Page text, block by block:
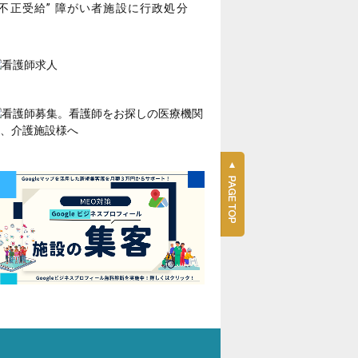
正受給” 障がい者施設に行政処分